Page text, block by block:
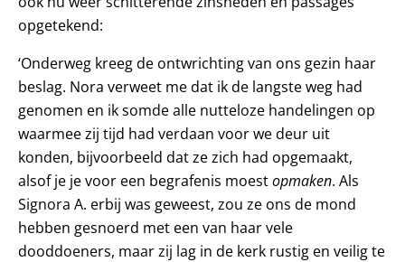
opgetekend:
‘Onderweg kreeg de ontwrichting van ons gezin haar
beslag. Nora verweet me dat ik de langste weg had
genomen en ik somde alle nutteloze handelingen op
waarmee zij tijd had verdaan voor we deur uit
konden, bijvoorbeeld dat ze zich had opgemaakt,
alsof je je voor een begrafenis moestopmaken. Als
Signora A. erbij was geweest, zou ze ons de mond
hebben gesnoerd met een van haar vele
dooddoeners, maar zij lag in de kerk rustig en veilig te